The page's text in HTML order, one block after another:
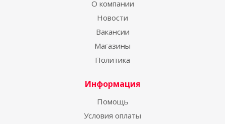
О компании
Новости
Вакансии
Магазины
Политика
Информация
Помощь
Условия оплаты